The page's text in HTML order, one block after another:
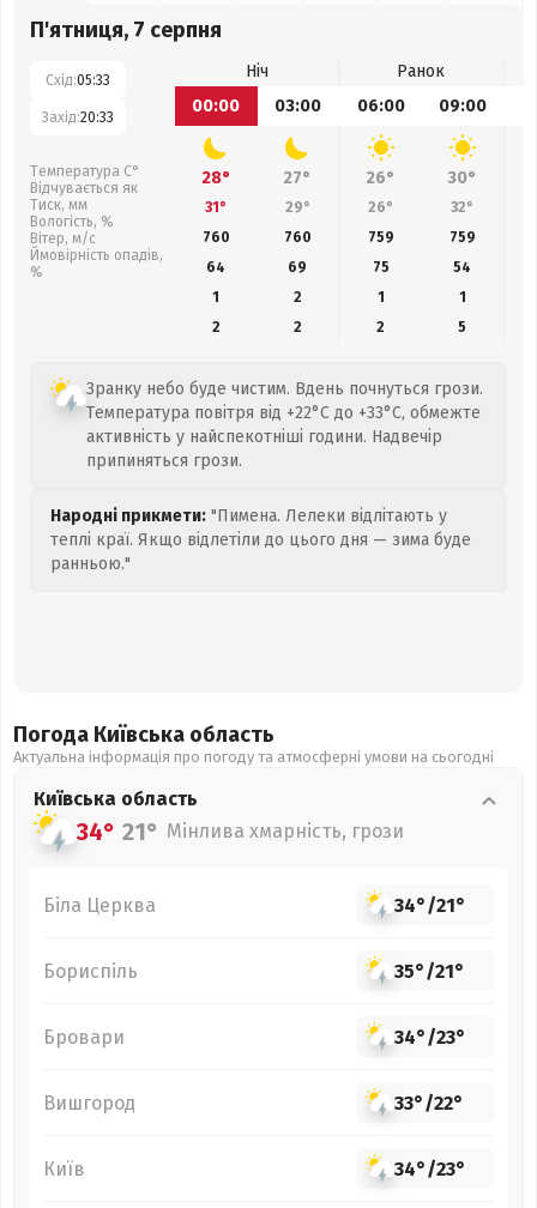
П'ятниця, 7 серпня
Схід:05:33
Захід:20:33
Температура С°
Відчувається як
Тиск, мм
Вологість, %
Вітер, м/с
Ймовірність опадів,
%
Ніч
Ранок
00:00
03:00 06:00 09:00
28° 27° 26° 30°
31° 29° 26° 32°
760
760 759 759
64
69 75 54
1
2 1
1
2
2 2 5
Зранку небо буде чистим. Вдень почнуться грози.
Температура повітря від +22°C до +33°C, обмежте
активність у найспекотніші години. Надвечір
припиняться грози.
Народні прикмети: "Пимена. Лелеки відлітають у
теплі краї. Якщо відлетіли до цього дня — зима буде
ранньою."
Погода Київська область
Актуальна інформація про погоду та атмосферні умови на сьогодні
Київська область
34° 21° Мінлива хмарність, грози
Біла Церква 34°/21°
Бориспіль 35°/21°
Бровари 34°/23°
Вишгород 33°/22°
Київ 34°/23°